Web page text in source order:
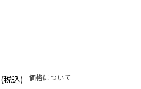
(税込) 価格について